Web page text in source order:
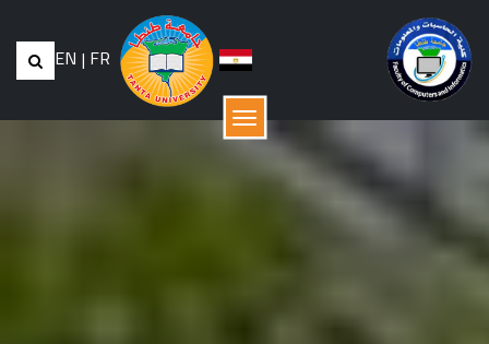
EN | FR
القائمة